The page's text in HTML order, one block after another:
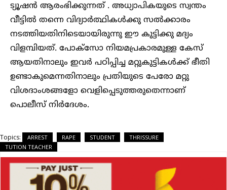
ട്യൂഷന്‍ ആരംഭിക്കുന്നത് . അധ്യാപികയുടെ സ്വന്തം
വീട്ടിൽ തന്നെ വിദ്യാര്‍ത്ഥികള്‍ക്കു സല്‍ക്കാരം
നടത്തിയതിനിടെയായിരുന്നു ഈ കുട്ടിക്കു മദ്യം
വിളമ്പിയത്. പോക്‌സോ നിയമപ്രകാരമുള്ള കേസ്
ആയതിനാലും ഇവർ പഠിപ്പിച്ച മറ്റുകുട്ടികൾക്ക് ഭീതി
ഉണ്ടാകുമെന്നതിനാലും പ്രതിയുടെ പേരോ മറ്റു
വിശദാംശങ്ങളോ വെളിപ്പെടുത്തരുതെന്നാണ്
പൊലീസ് നിര്‍ദേശം.
Topics: ARREST RAPE STUDENT
THRISSURE
TUTION TEACHER